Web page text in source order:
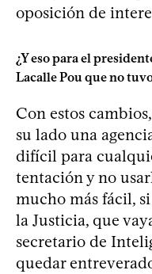
oposición de
¿Y eso para el
Lacalle Pou que no
Con estos
su lado una
difícil para
tentación y no
mucho más fácil,
la Justicia, que
secretario de
quedar